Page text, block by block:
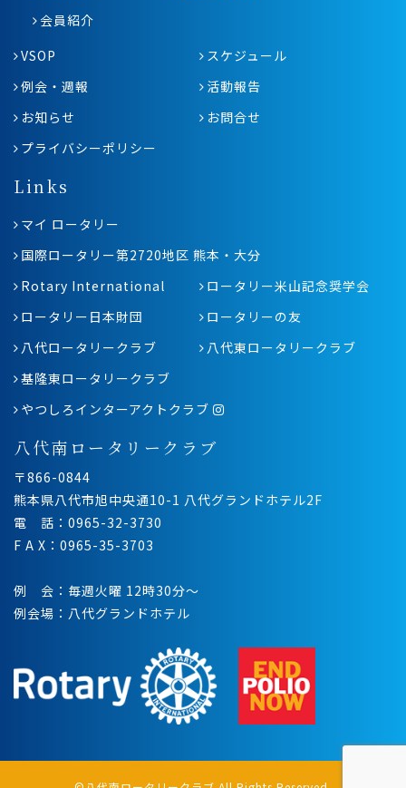
会員紹介
VSOP
スケジュール
例会・週報
活動報告
お知らせ
お問合せ
プライバシーポリシー
Links
マイ ロータリー
国際ロータリー第2720地区 熊本・大分
Rotary International
ロータリー米山記念奨学会
ロータリー日本財団
ロータリーの友
八代ロータリークラブ
八代東ロータリークラブ
基隆東ロータリークラブ
やつしろインターアクトクラブ
八代南ロータリークラブ
〒866-0844
熊本県八代市旭中央通10-1 八代グランドホテル2F
電 話：0965-32-3730
F A X：0965-35-3703
例 会：毎週火曜 12時30分〜
例会場：八代グランドホテル